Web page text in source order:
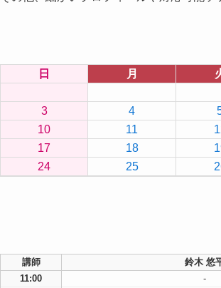
日 月
3
4
10
11
17
18
24
25
講師 鈴木 悠
11:00
-